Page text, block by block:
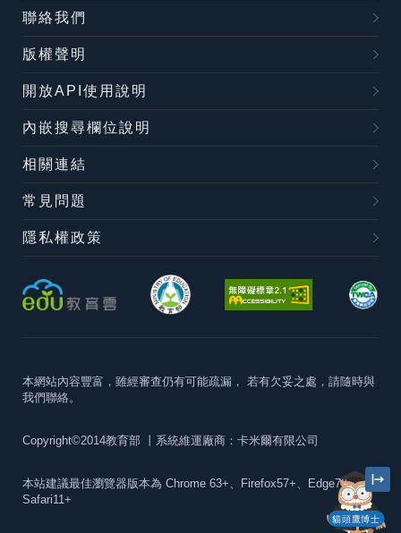
貓頭鷹博士
聯絡我們
版權聲明
開放API使用說明
內嵌搜尋欄位說明
相關連結
常見問題
隱私權政策
本網站內容豐富，雖經審查仍有可能疏漏， 若有欠妥之處，請隨時與
我們聯絡。
Copyright©2014教育部 丨系統維運廠商：卡米爾有限公司
本站建議最佳瀏覽器版本為 Chrome 63+、Firefox57+、Edge79+及
Safari11+